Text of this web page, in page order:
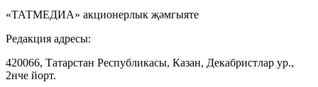
«ТАТМЕДИА» акционерлык җәмгыяте
Редакция адресы:
420066, Татарстан Республикасы, Казан, Декабристлар ур.,
2нче йорт.